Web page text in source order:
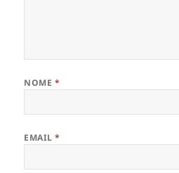
NOME *
EMAIL*